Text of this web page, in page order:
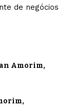
de negócios
Amorim